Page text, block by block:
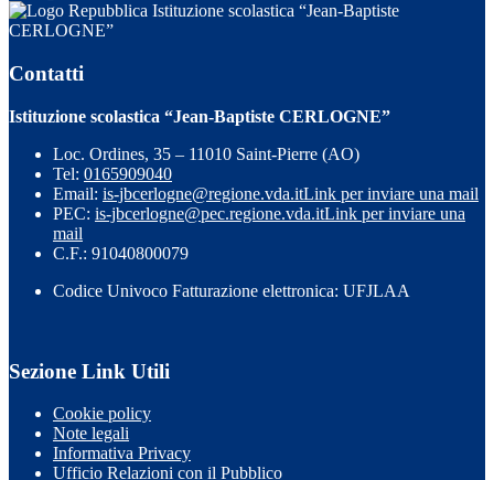
Istituzione scolastica “Jean-Baptiste
CERLOGNE”
Contatti
Istituzione scolastica “Jean-Baptiste CERLOGNE”
Loc. Ordines, 35 – 11010 Saint-Pierre (AO)
Tel: 0165909040
Email: is-jbcerlogne@regione.vda.itLink per inviare una mail
PEC: is-jbcerlogne@pec.regione.vda.itLink per inviare una
mail
C.F.: 91040800079
Codice Univoco Fatturazione elettronica: UFJLAA
Sezione Link Utili
Cookie policy
Note legali
Informativa Privacy
Ufficio Relazioni con il Pubblico